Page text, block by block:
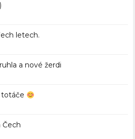
letech.
a nové žerdi
totáče
Čech